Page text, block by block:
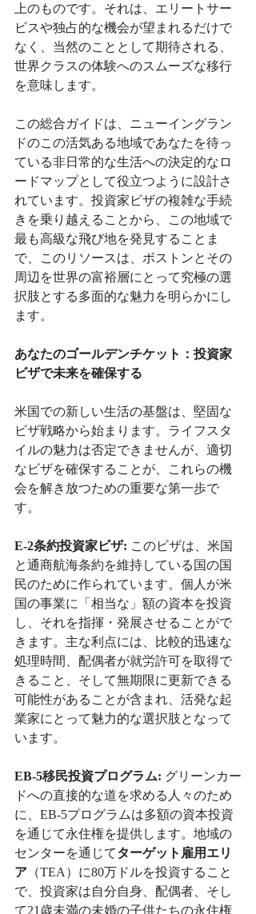
上のものです。それは、エリートサー
ビスや独占的な機会が望まれるだけで
なく、当然のこととして期待される、
世界クラスの体験へのスムーズな移行
を意味します。
この総合ガイドは、ニューイングラン
ドのこの活気ある地域であなたを待っ
ている非日常的な生活への決定的なロ
ードマップとして役立つように設計さ
れています。投資家ビザの複雑な手続
きを乗り越えることから、この地域で
最も高級な飛び地を発見することま
で、このリソースは、ボストンとその
周辺を世界の富裕層にとって究極の選
択肢とする多面的な魅力を明らかにし
ます。
あなたのゴールデンチケット：投資家
ビザで未来を確保する
米国での新しい生活の基盤は、堅固な
ビザ戦略から始まります。ライフスタ
イルの魅力は否定できませんが、適切
なビザを確保することが、これらの機
会を解き放つための重要な第一歩で
す。
E-2条約投資家ビザ: このビザは、米国
と通商航海条約を維持している国の国
民のために作られています。個人が米
国の事業に「相当な」額の資本を投資
し、それを指揮・発展させることがで
きます。主な利点には、比較的迅速な
処理時間、配偶者が就労許可を取得で
きること、そして無期限に更新できる
可能性があることが含まれ、活発な起
業家にとって魅力的な選択肢となって
います。
EB-5移民投資プログラム: グリーンカー
ドへの直接的な道を求める人々のため
に、EB-5プログラムは多額の資本投資
を通じて永住権を提供します。地域の
センターを通じてターゲット雇用エリ
ア （TEA）に80万ドルを投資すること
で、投資家は自分自身、配偶者、そし
て21歳未満の未婚の子供たちの永住権